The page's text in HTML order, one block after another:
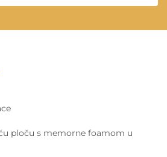
ploču s memorne foamom u